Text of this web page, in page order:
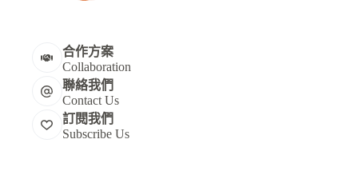
合作方案
Collaboration
聯絡我們
Contact Us
訂閱我們
Subscribe Us